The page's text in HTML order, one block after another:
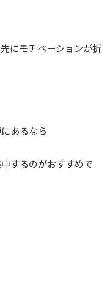
にモチベーションが折
あるなら
するのがおすすめで